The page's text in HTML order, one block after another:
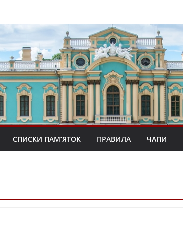
СПИСКИ ПАМ’ЯТОК ПРАВИЛА ЧАПИ